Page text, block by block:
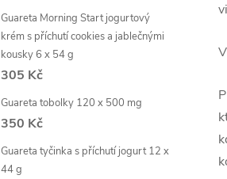
Guareta Morning Start jogurtový
krém s příchutí cookies a jablečnými
kousky 6 x 54 g
305 Kč
Guareta tobolky 120 x 500 mg
350 Kč
Guareta tyčinka s příchutí jogurt 12 x
44 g